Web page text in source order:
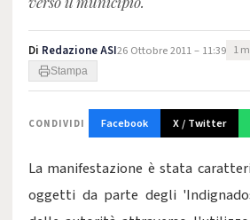
Di Redazione ASI26 Ottobre 2011 – 11:39 1
Stampa
CONDIVIDI Facebook X / Twitter
La manifestazione è stata
oggetti da parte degli